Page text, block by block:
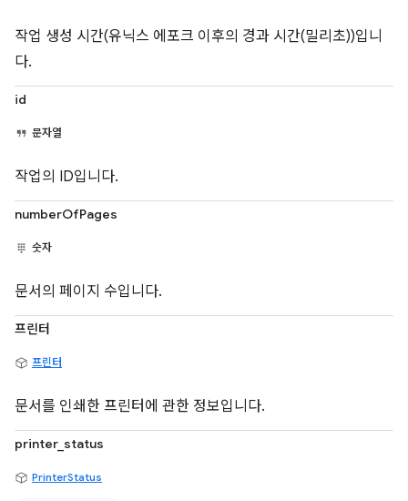
작업 생성 시간(유닉스 에포크 이후의 경과 시간(밀리초))입니
다.
id
문자열
작업의 ID입니다.
numberOfPages
숫자
문서의 페이지 수입니다.
프린터
프린터
문서를 인쇄한 프린터에 관한 정보입니다.
printer_status
PrinterStatus